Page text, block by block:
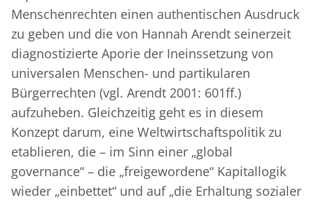
Menschenrechten einen authentischen Ausdruck
zu geben und die von Hannah Arendt seinerzeit
diagnostizierte Aporie der Ineinssetzung von
universalen Menschen- und partikularen
Bürgerrechten (vgl. Arendt 2001: 601ff.)
aufzuheben. Gleichzeitig geht es in diesem
Konzept darum, eine Weltwirtschaftspolitik zu
etablieren, die – im Sinn einer „global
governance“ – die „freigewordene“ Kapitallogik
wieder „einbettet“ und auf „die Erhaltung sozialer